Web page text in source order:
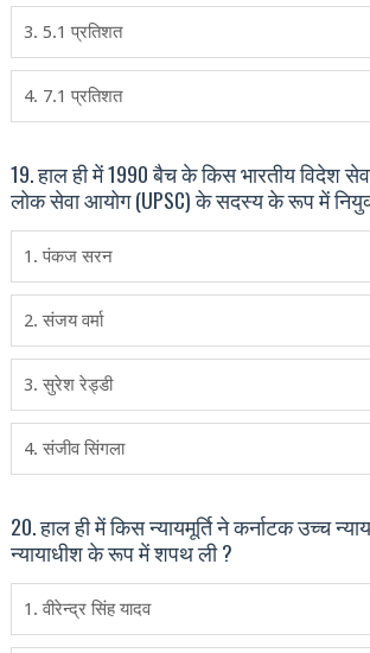
3. 5.1 प्रतिशत
4. 7.1 प्रतिशत
19. हाल ही में 1990 बैच के किस भारतीय विदेश
लोक सेवा आयोग (UPSC) के सदस्य के रूप में
1. पंकज सरन
2. संजय वर्मा
3. सुरेश रेड्डी
4. संजीव सिंगला
20. हाल ही में किस न्यायमूर्ति ने कर्नाटक उच्च
न्यायाधीश के रूप में शपथ ली ?
1. वीरेन्द्र सिंह यादव